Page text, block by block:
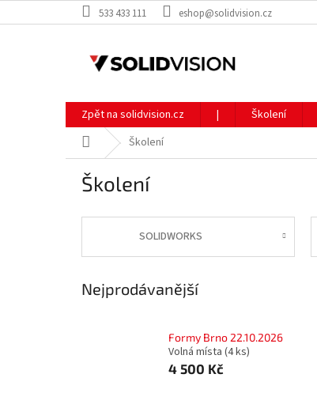
na
533 433 111 eshop@solidvision.cz
Zpět na solidvision.cz | Školení
Domů Školení
Školení
SOLIDWORKS
Nejprodávanější
Formy Brno 22.10.2026
Volná místa (4 ks)
4 500 Kč